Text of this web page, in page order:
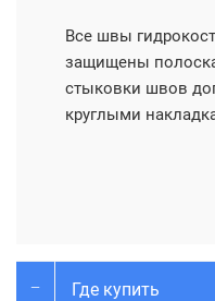
Все швы
защищены
стыковки швов
круглыми
Где купить